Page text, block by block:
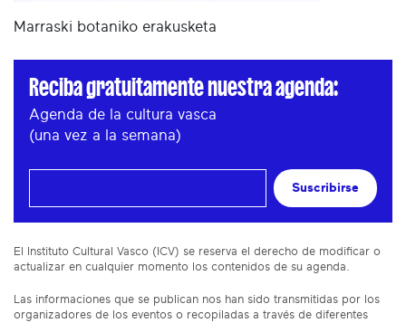
Marraski botaniko erakusketa
Reciba gratuitamente nuestra agenda:
Agenda de la cultura vasca
(una vez a la semana)
Suscribirse
El Instituto Cultural Vasco (ICV) se reserva el derecho de modificar o
actualizar en cualquier momento los contenidos de su agenda.
Las informaciones que se publican nos han sido transmitidas por los
organizadores de los eventos o recopiladas a través de diferentes